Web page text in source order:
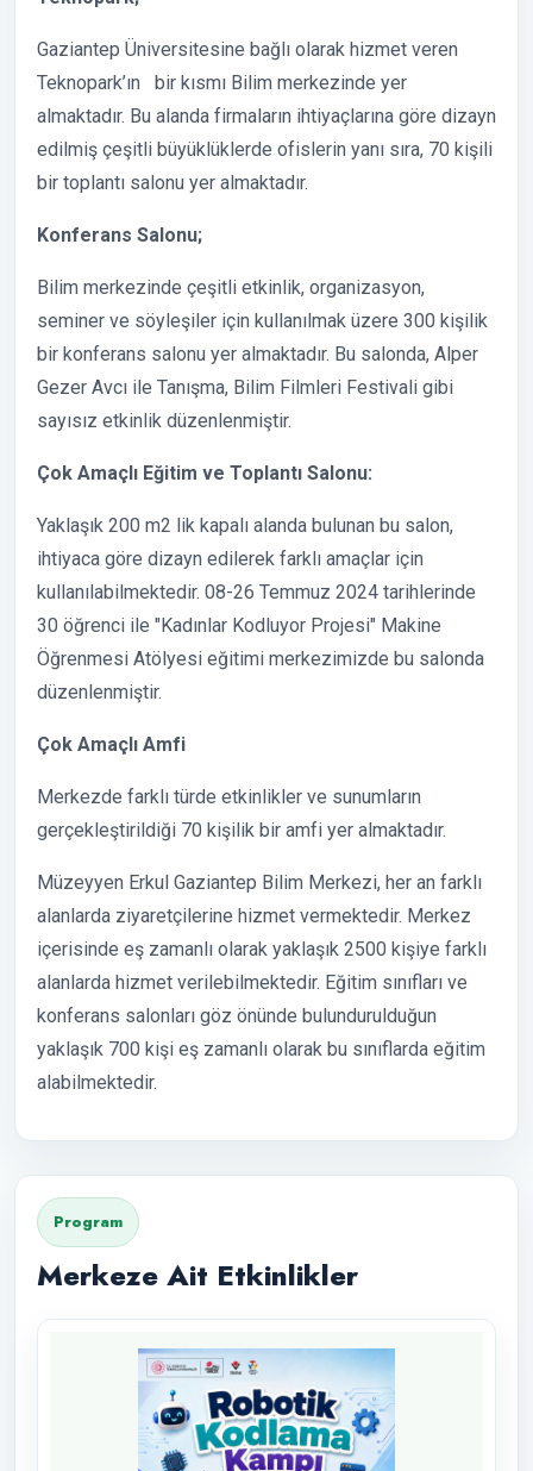
Gaziantep Üniversitesine bağlı olarak hizmet veren
Teknopark’ın bir kısmı Bilim merkezinde yer
almaktadır. Bu alanda firmaların ihtiyaçlarına göre dizayn
edilmiş çeşitli büyüklüklerde ofislerin yanı sıra, 70 kişili
bir toplantı salonu yer almaktadır.
Konferans Salonu;
Bilim merkezinde çeşitli etkinlik, organizasyon,
seminer ve söyleşiler için kullanılmak üzere 300 kişilik
bir konferans salonu yer almaktadır. Bu salonda, Alper
Gezer Avcı ile Tanışma, Bilim Filmleri Festivali gibi
sayısız etkinlik düzenlenmiştir.
Çok Amaçlı Eğitim ve Toplantı Salonu:
Yaklaşık 200 m2 lik kapalı alanda bulunan bu salon,
ihtiyaca göre dizayn edilerek farklı amaçlar için
kullanılabilmektedir. 08-26 Temmuz 2024 tarihlerinde
30 öğrenci ile "Kadınlar Kodluyor Projesi" Makine
Öğrenmesi Atölyesi eğitimi merkezimizde bu salonda
düzenlenmiştir.
Çok Amaçlı Amfi
Merkezde farklı türde etkinlikler ve sunumların
gerçekleştirildiği 70 kişilik bir amfi yer almaktadır.
Müzeyyen Erkul Gaziantep Bilim Merkezi, her an farklı
alanlarda ziyaretçilerine hizmet vermektedir. Merkez
içerisinde eş zamanlı olarak yaklaşık 2500 kişiye farklı
alanlarda hizmet verilebilmektedir. Eğitim sınıfları ve
konferans salonları göz önünde bulundurulduğun
yaklaşık 700 kişi eş zamanlı olarak bu sınıflarda eğitim
alabilmektedir.
Program
Merkeze Ait Etkinlikler